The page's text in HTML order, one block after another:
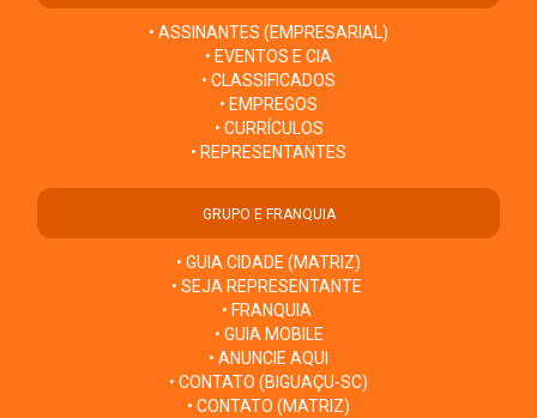
• ASSINANTES (EMPRESARIAL)
• EVENTOS E CIA
• CLASSIFICADOS
• EMPREGOS
• CURRÍCULOS
• REPRESENTANTES
GRUPO E FRANQUIA
• GUIA CIDADE (MATRIZ)
• SEJA REPRESENTANTE
• FRANQUIA
• GUIA MOBILE
• ANUNCIE AQUI
• CONTATO (BIGUAÇU-SC)
• CONTATO (MATRIZ)